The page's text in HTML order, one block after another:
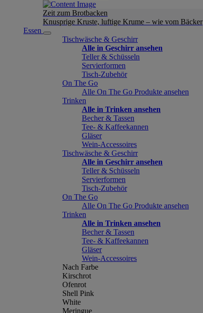
Zeit zum Brotbacken
Knusprige Kruste, luftige Krume – wie vom Bäcker
Essen
Tischwäsche & Geschirr
Alle in Geschirr ansehen
Teller & Schüsseln
Servierformen
Tisch-Zubehör
On The Go
Alle On The Go Produkte ansehen
Trinken
Alle in Trinken ansehen
Becher & Tassen
Tee- & Kaffeekannen
Gläser
Wein-Accessoires
Tischwäsche & Geschirr
Alle in Geschirr ansehen
Teller & Schüsseln
Servierformen
Tisch-Zubehör
On The Go
Alle On The Go Produkte ansehen
Trinken
Alle in Trinken ansehen
Becher & Tassen
Tee- & Kaffeekannen
Gläser
Wein-Accessoires
Nach Farbe
Kirschrot
Ofenrot
Shell Pink
White
Meringue